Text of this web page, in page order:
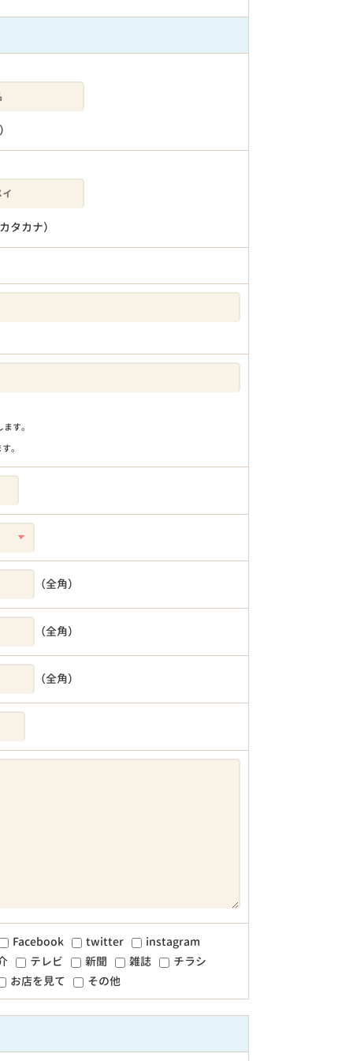
タカナ）
す。
。
（全角）
（全角）
（全角）
Facebook twitter
instagram
テレビ 新聞 雑誌
チラシ
お店を見て
その他